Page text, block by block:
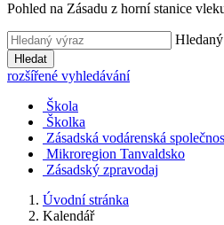
Pohled na Zásadu z horní stanice
Hledat
rozšířené vyhledávání
Škola
Školka
Zásadská vodárenská
Mikroregion Tanvaldsko
Zásadský zpravodaj
Úvodní stránka
Kalendář